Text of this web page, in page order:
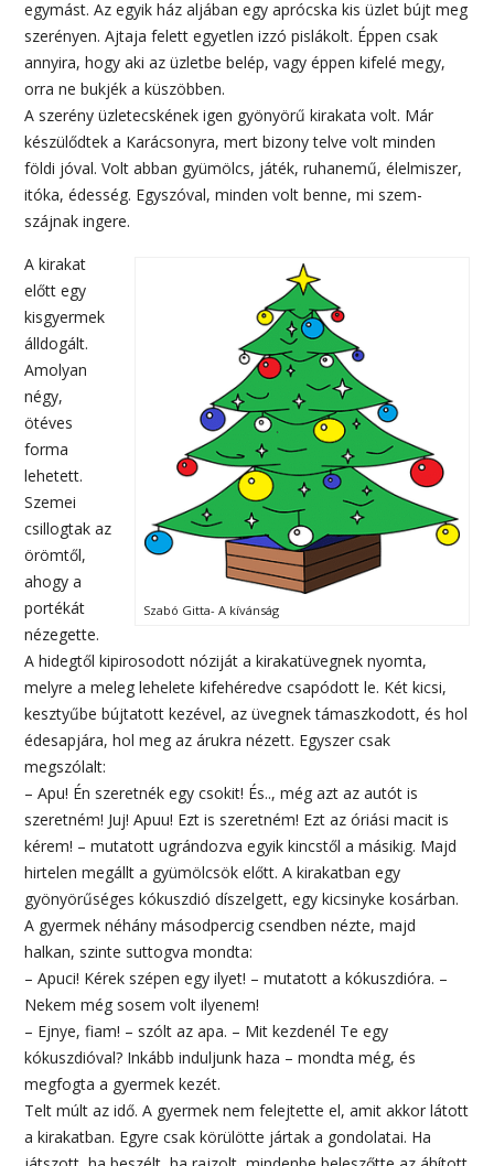
egymást. Az egyik ház aljában egy aprócska kis üzlet bújt meg
szerényen. Ajtaja felett egyetlen izzó pislákolt. Éppen csak
annyira, hogy aki az üzletbe belép, vagy éppen kifelé megy,
orra ne bukjék a küszöbben.
A szerény üzletecskének igen gyönyörű kirakata volt. Már
készülődtek a Karácsonyra, mert bizony telve volt minden
földi jóval. Volt abban gyümölcs, játék, ruhanemű, élelmiszer,
itóka, édesség. Egyszóval, minden volt benne, mi szem-
szájnak ingere.
Szabó Gitta- A kívánság
A kirakat
előtt egy
kisgyermek
álldogált.
Amolyan
négy,
ötéves
forma
lehetett.
Szemei
csillogtak az
örömtől,
ahogy a
portékát
nézegette.
A hidegtől kipirosodott nóziját a kirakatüvegnek nyomta,
melyre a meleg lehelete kifehéredve csapódott le. Két kicsi,
kesztyűbe bújtatott kezével, az üvegnek támaszkodott, és hol
édesapjára, hol meg az árukra nézett. Egyszer csak
megszólalt:
– Apu! Én szeretnék egy csokit! És.., még azt az autót is
szeretném! Juj! Apuu! Ezt is szeretném! Ezt az óriási macit is
kérem! – mutatott ugrándozva egyik kincstől a másikig. Majd
hirtelen megállt a gyümölcsök előtt. A kirakatban egy
gyönyörűséges kókuszdió díszelgett, egy kicsinyke kosárban.
A gyermek néhány másodpercig csendben nézte, majd
halkan, szinte suttogva mondta:
– Apuci! Kérek szépen egy ilyet! – mutatott a kókuszdióra. –
Nekem még sosem volt ilyenem!
– Ejnye, fiam! – szólt az apa. – Mit kezdenél Te egy
kókuszdióval? Inkább induljunk haza – mondta még, és
megfogta a gyermek kezét.
Telt múlt az idő. A gyermek nem felejtette el, amit akkor látott
a kirakatban. Egyre csak körülötte jártak a gondolatai. Ha